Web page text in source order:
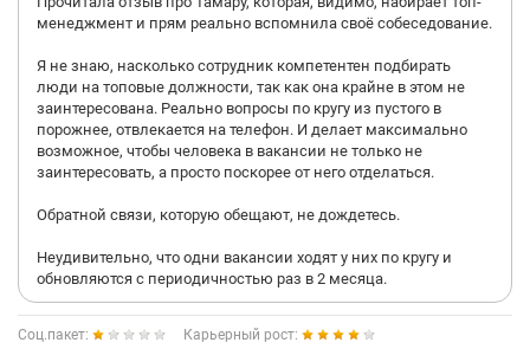
менеджмент и прям реально вспомнила своё собеседование.
Я не знаю, насколько сотрудник компетентен подбирать
люди на топовые должности, так как она крайне в этом не
заинтересована. Реально вопросы по кругу из пустого в
порожнее, отвлекается на телефон. И делает максимально
возможное, чтобы человека в вакансии не только не
заинтересовать, а просто поскорее от него отделаться.
Обратной связи, которую обещают, не дождетесь.
Неудивительно, что одни вакансии ходят у них по кругу и
обновляются с периодичностью раз в 2 месяца.
Соц.пакет: Карьерный рост: